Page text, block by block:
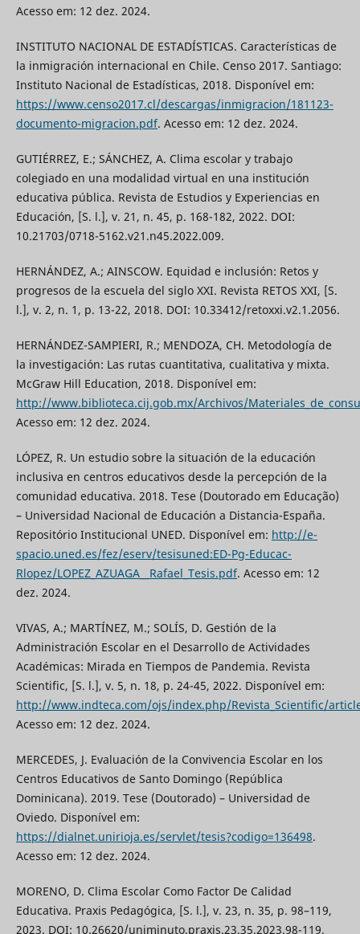
Acesso em: 12 dez. 2024.
INSTITUTO NACIONAL DE ESTADÍSTICAS. Características de
la inmigración internacional en Chile. Censo 2017. Santiago:
Instituto Nacional de Estadísticas, 2018. Disponível em:
https://www.censo2017.cl/descargas/inmigracion/181123-
documento-migracion.pdf. Acesso em: 12 dez. 2024.
GUTIÉRREZ, E.; SÁNCHEZ, A. Clima escolar y trabajo
colegiado en una modalidad virtual en una institución
educativa pública. Revista de Estudios y Experiencias en
Educación, [S. l.], v. 21, n. 45, p. 168-182, 2022. DOI:
10.21703/0718-5162.v21.n45.2022.009.
HERNÁNDEZ, A.; AINSCOW. Equidad e inclusión: Retos y
progresos de la escuela del siglo XXI. Revista RETOS XXI, [S.
l.], v. 2, n. 1, p. 13-22, 2018. DOI: 10.33412/retoxxi.v2.1.2056.
HERNÁNDEZ-SAMPIERI, R.; MENDOZA, CH. Metodología de
la investigación: Las rutas cuantitativa, cualitativa y mixta.
McGraw Hill Education, 2018. Disponível em:
http://www.biblioteca.cij.gob.mx/Archivos/
Acesso em: 12 dez. 2024.
LÓPEZ, R. Un estudio sobre la situación de la educación
inclusiva en centros educativos desde la percepción de la
comunidad educativa. 2018. Tese (Doutorado em Educação)
– Universidad Nacional de Educación a Distancia-España.
Repositório Institucional UNED. Disponível em: http://e-
spacio.uned.es/fez/eserv/tesisuned:ED-Pg-Educac-
Rlopez/LOPEZ_AZUAGA__Rafael_Tesis.pdf. Acesso em: 12
dez. 2024.
VIVAS, A.; MARTÍNEZ, M.; SOLÍS, D. Gestión de la
Administración Escolar en el Desarrollo de Actividades
Académicas: Mirada en Tiempos de Pandemia. Revista
Scientific, [S. l.], v. 5, n. 18, p. 24-45, 2022. Disponível em:
http://www.indteca.com/ojs/index.php/Revista_Scientific/
Acesso em: 12 dez. 2024.
MERCEDES, J. Evaluación de la Convivencia Escolar en los
Centros Educativos de Santo Domingo (República
Dominicana). 2019. Tese (Doutorado) – Universidad de
Oviedo. Disponível em:
https://dialnet.unirioja.es/servlet/tesis?codigo=136498.
Acesso em: 12 dez. 2024.
MORENO, D. Clima Escolar Como Factor De Calidad
Educativa. Praxis Pedagógica, [S. l.], v. 23, n. 35, p. 98–119,
2023. DOI: 10.26620/uniminuto.praxis.23.35.2023.98-119.